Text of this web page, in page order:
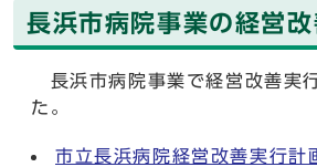
長浜市病院事業の経営
長浜市病院事業で経営改善実
た。
市立長浜病院経営改善実行計